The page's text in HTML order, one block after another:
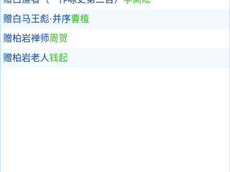
赠白马王彪·并序曹植
赠柏岩禅师周贺
赠柏岩老人钱起